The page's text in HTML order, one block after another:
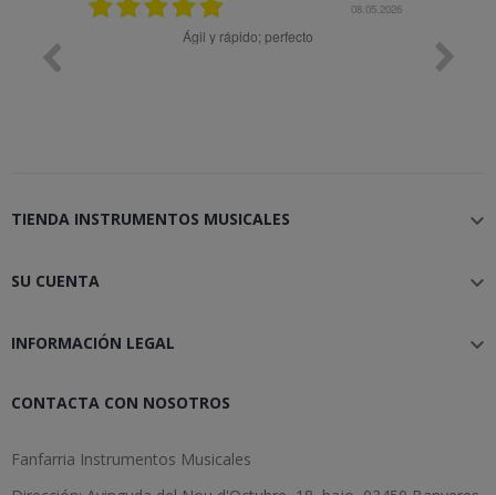
08.05.2026
Ágil y rápido; perfecto
TIENDA INSTRUMENTOS MUSICALES 
SU CUENTA 
INFORMACIÓN LEGAL 
CONTACTA CON NOSOTROS
Fanfarria Instrumentos Musicales